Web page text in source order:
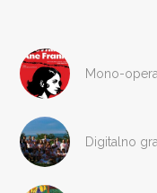
Mono-
Digitalno